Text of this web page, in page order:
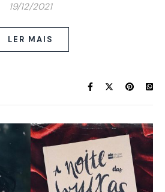
19/12/2021
LER MAIS